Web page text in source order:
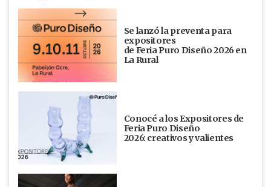
Se lanzó la preventa para
expositores
de Feria Puro Diseño 2026 en
La Rural
Conocé a los Expositores de
Feria Puro Diseño
2026: creativos y valientes